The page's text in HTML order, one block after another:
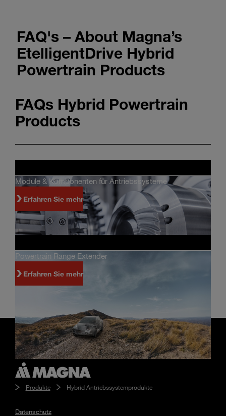
FAQ's – About Magna’s
EtelligentDrive Hybrid
Powertrain Products
FAQs Hybrid Powertrain
Products
Module & Komponenten für Antriebssysteme
Erfahren Sie mehr
Powertrain Range Extender
Erfahren Sie mehr
Produkte Hybrid Antriebssystemprodukte
Datenschutz